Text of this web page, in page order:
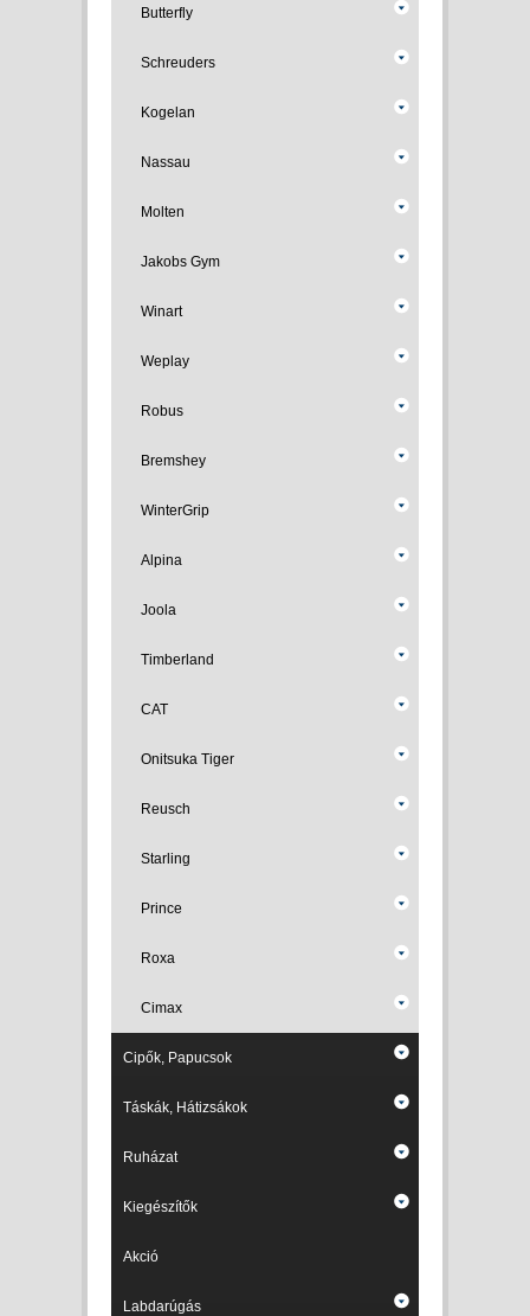
Butterfly
Schreuders
Kogelan
Nassau
Molten
Jakobs Gym
Winart
Weplay
Robus
Bremshey
WinterGrip
Alpina
Joola
Timberland
CAT
Onitsuka Tiger
Reusch
Starling
Prince
Roxa
Cimax
Cipők, Papucsok
Táskák, Hátizsákok
Ruházat
Kiegészítők
Akció
Labdarúgás